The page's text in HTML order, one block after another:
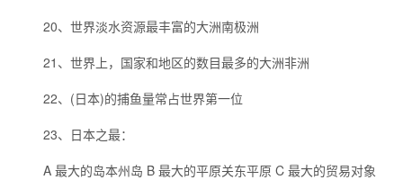
20、世界淡水资源最丰富的大洲南极洲
21、世界上，国家和地区的数目最多的大洲非洲
22、(日本)的捕鱼量常占世界第一位
23、日本之最：
A 最大的岛本州岛 B 最大的平原关东平原 C 最大的贸易对象